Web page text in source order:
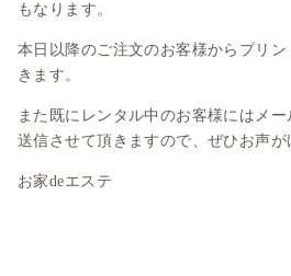
もなります。
本日以降のご注文のお客様からプリ
きます。
また既にレンタル中のお客様にはメ
送信させて頂きますので、ぜひお声が
お家deエステ